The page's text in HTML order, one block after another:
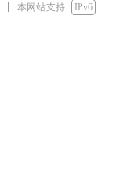
本网站支持 IPv6